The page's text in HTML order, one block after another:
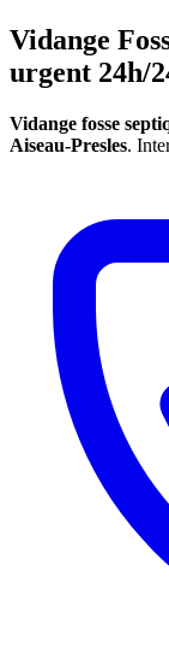
Vidange
urgent 24h/
Vidange fosse
Aiseau-Presles.